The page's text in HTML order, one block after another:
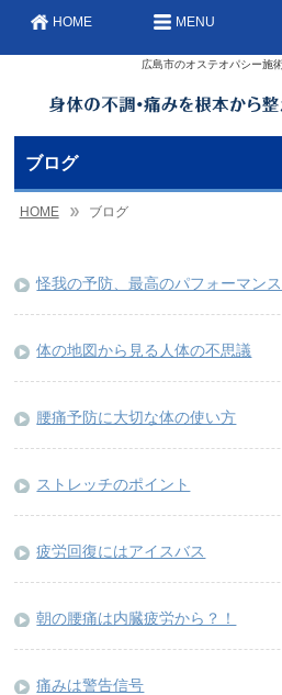
広島市のオステオパシー施
HOME MENU
ブログ
HOME ブログ
怪我の予防、最高のパフォーマン
体の地図から見る人体の不思議
腰痛予防に大切な体の使い方
ストレッチのポイント
疲労回復にはアイスバス
朝の腰痛は内臓疲労から？！
痛みは警告信号